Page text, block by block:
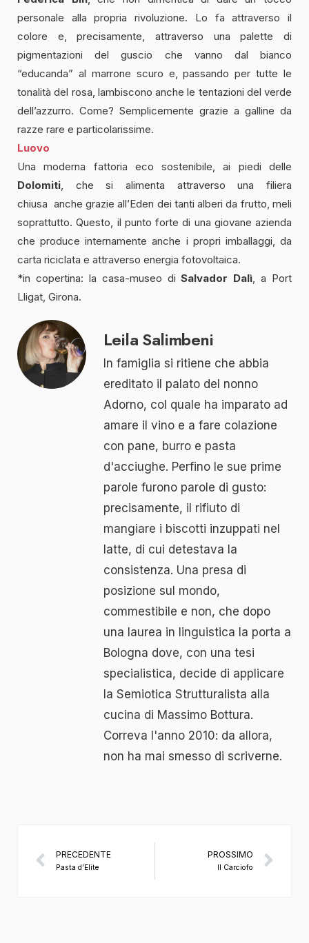
personale alla propria rivoluzione. Lo fa attraverso il
colore e, precisamente, attraverso una palette di
pigmentazioni del guscio che vanno dal bianco
“educanda” al marrone scuro e, passando per tutte le
tonalità del rosa, lambiscono anche le tentazioni del verde
dell’azzurro. Come? Semplicemente grazie a galline da
razze rare e particolarissime.
Luovo
Una moderna fattoria eco sostenibile, ai piedi delle
Dolomiti, che si alimenta attraverso una filiera
chiusa anche grazie all’Eden dei tanti alberi da frutto, meli
soprattutto. Questo, il punto forte di una giovane azienda
che produce internamente anche i propri imballaggi, da
carta riciclata e attraverso energia fotovoltaica.
*in copertina: la casa-museo diSalvador Dalì, a Port
Lligat, Girona.
Leila Salimbeni
In famiglia si ritiene che abbia
ereditato il palato del nonno
Adorno, col quale ha imparato ad
amare il vino e a fare colazione
con pane, burro e pasta
d'acciughe. Perfino le sue prime
parole furono parole di gusto:
precisamente, il rifiuto di
mangiare i biscotti inzuppati nel
latte, di cui detestava la
consistenza. Una presa di
posizione sul mondo,
commestibile e non, che dopo
una laurea in linguistica la porta a
Bologna dove, con una tesi
specialistica, decide di applicare
la Semiotica Strutturalista alla
cucina di Massimo Bottura.
Correva l'anno 2010: da allora,
non ha mai smesso di scriverne.
PRECEDENTE
Pasta d’Elite
PROSSIMO
Il Carciofo